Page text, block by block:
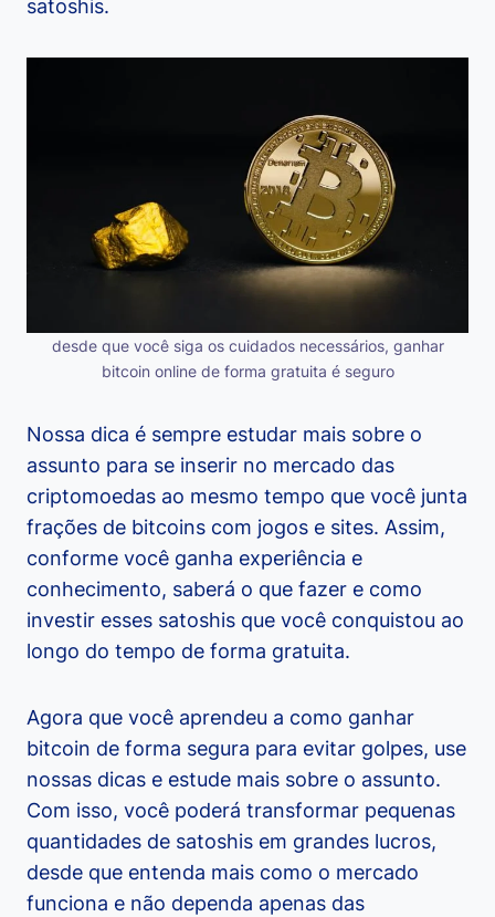
satoshis.
desde que você siga os cuidados necessários, ganhar
bitcoin online de forma gratuita é seguro
Nossa dica é sempre estudar mais sobre o
assunto para se inserir no mercado das
criptomoedas ao mesmo tempo que você junta
frações de bitcoins com jogos e sites. Assim,
conforme você ganha experiência e
conhecimento, saberá o que fazer e como
investir esses satoshis que você conquistou ao
longo do tempo de forma gratuita.
Agora que você aprendeu a como ganhar
bitcoin de forma segura para evitar golpes, use
nossas dicas e estude mais sobre o assunto.
Com isso, você poderá transformar pequenas
quantidades de satoshis em grandes lucros,
desde que entenda mais como o mercado
funciona e não dependa apenas das